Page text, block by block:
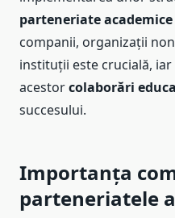
parteneriate academice
companii, organizații
instituții este crucială,
acestorcolaborări
succesului.
Importanța
parteneriatele